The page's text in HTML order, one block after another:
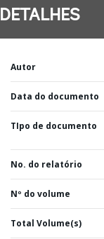
DETALHES
Autor
Data do documento
TIpo de documento
No. do relatório
Nº do volume
Total Volume(s)